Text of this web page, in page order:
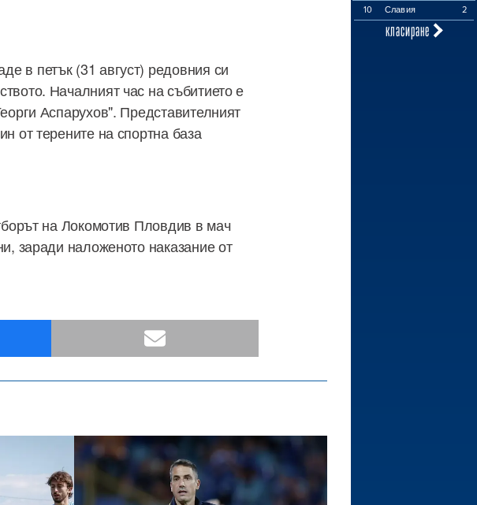
10
Славия 2
класиране
в петък (31 август) редовния си
Началният час на събитието е
Аспарухов". Представителният
от терените на спортна база
на Локомотив Пловдив в мач
заради наложеното наказание от